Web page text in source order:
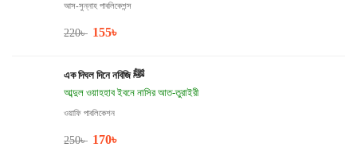
আস-সুন্নাহ পাবলিকেশন্স
220৳ 155৳
এক দিঘল দিনে নবিজি ﷺ
আব্দুল ওয়াহহাব ইবনে নাসির আত-তুরাইরী
ওয়াফি পাবলিকেশন
250৳ 170৳